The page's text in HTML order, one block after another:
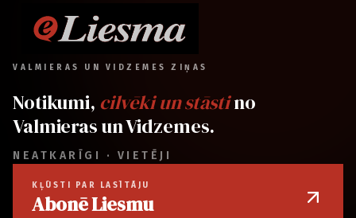
VALMIERAS UN VIDZEMES ZIŅAS
Notikumi, cilvēki un stāstino
Valmieras un Vidzemes.
NEATKARĪGI · VIETĒJI
KĻŪSTI PAR LASĪTĀJU
Abonē Liesmu